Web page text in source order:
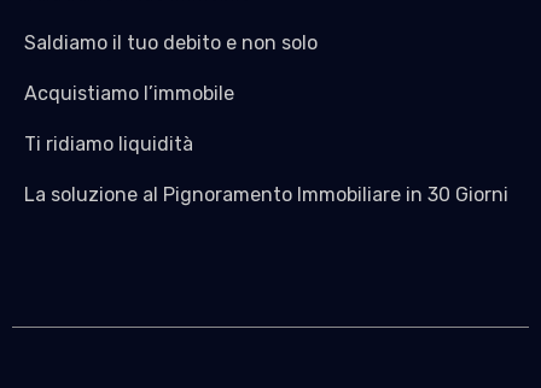
Saldiamo il tuo debito e non solo
Acquistiamo l’immobile
Ti ridiamo liquidità
La soluzione al Pignoramento Immobiliare in 30 Giorni